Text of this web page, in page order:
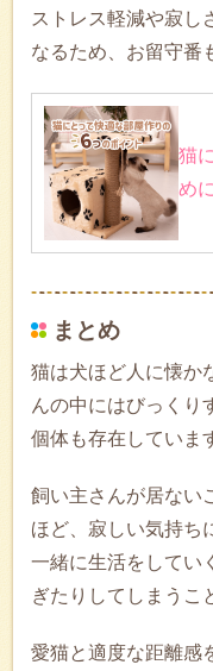
ストレス軽減や寂し
なるため、お留守番
猫
め
まとめ
猫は犬ほど人に懐か
んの中にはびっくり
個体も存在していま
飼い主さんが居ない
ほど、寂しい気持ち
一緒に生活をしてい
ぎたりしてしまうこ
愛猫と適度な距離感